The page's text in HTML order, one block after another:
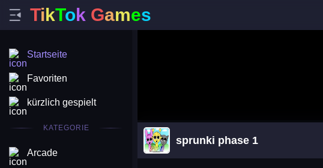
TikTok Games
Startseite
Favoriten
kürzlich gespielt
KATEGORIE
Arcade
sprunki phase 1